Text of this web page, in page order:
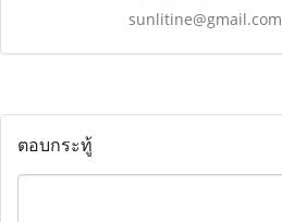
sunlitine@gmail.com
ตอบกระทู้